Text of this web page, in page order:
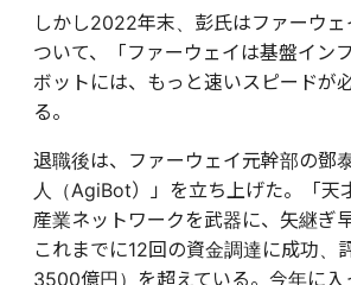
しかし2022年末、彭氏はファーウ
ついて、「ファーウェイは基盤イン
ボットには、もっと速いスピードが
る。
退職後は、ファーウェイ元幹部の鄧
人（AgiBot）」を立ち上げた。「天
産業ネットワークを武器に、矢継ぎ
これまでに12回の資金調達に成功、
3500億円）を超えている。今年に入